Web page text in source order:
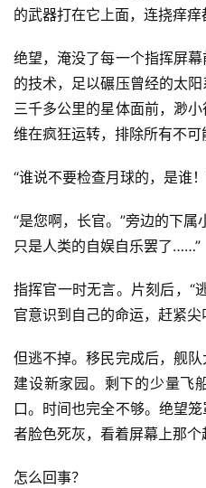
的武器打在它上面，连挠痒痒
绝望，淹没了每一个指挥屏
的技术，足以碾压曾经的太
三千多公里的星体面前，渺
维在疯狂运转，排除所有不
“谁说不要检查月球的，是谁！
“是您啊，长官。”旁边的下
只是人类的自娱自乐罢了……”
指挥官一时无言。片刻后，“
官意识到自己的命运，赶紧尖
但逃不掉。移民完成后，舰
建设新家园。剩下的少量飞
口。时间也完全不够。绝望
者脸色死灰，看着屏幕上那个
怎么回事？